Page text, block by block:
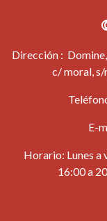
Dirección :
c/ moral,
E-
Horario: Lunes a
16:00 a